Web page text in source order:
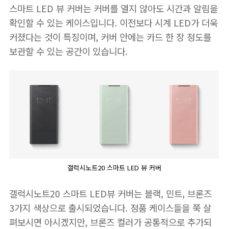
스마트 LED 뷰 커버는 커버를 열지 않아도 시간과 알림을
확인할 수 있는 케이스입니다. 이전보다 시계 LED가 더욱
커졌다는 것이 특징이며, 커버 안에는 카드 한 장 정도를
보관할 수 있는 공간이 있습니다.
갤럭시노트20 스마트 LED 뷰 커버
갤럭시노트20 스마트 LED뷰 커버는 블랙, 민트, 브론즈
3가지 색상으로 출시되었습니다. 정품 케이스들을 쭉 살
펴보시면 아시겠지만, 브론즈 컬러가 공통적으로 추가되